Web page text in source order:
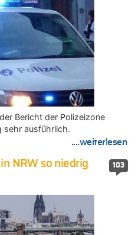
Bericht der Polizeizone
sehr ausführlich.
....weiterlesen
103
NRW so niedrig